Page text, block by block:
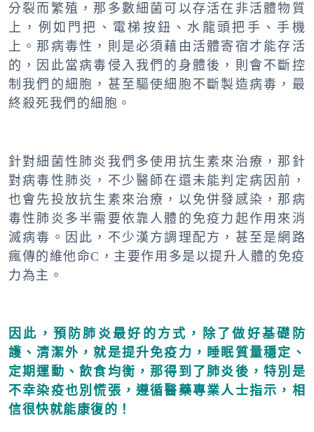
分裂而繁殖，那多數細菌可以存活在非活體物質
上，例如門把、電梯按鈕、水龍頭把手、手機
上。那病毒性，則是必須藉由活體寄宿才能存活
的，因此當病毒侵入我們的身體後，則會不斷控
制我們的細胞，甚至驅使細胞不斷製造病毒，最
終殺死我們的細胞。
針對細菌性肺炎我們多使用抗生素來治療，那針
對病毒性肺炎，不少醫師在還未能判定病因前，
也會先投放抗生素來治療，以免併發感染，那病
毒性肺炎多半需要依靠人體的免疫力起作用來消
滅病毒。因此，不少漢方調理配方，甚至是網路
瘋傳的維他命C，主要作用多是以提升人體的免疫
力為主。
因此，預防肺炎最好的方式，除了做好基礎防
護、清潔外，就是提升免疫力，睡眠質量穩定、
定期運動、飲食均衡，那得到了肺炎後，特別是
不幸染疫也別慌張，遵循醫藥專業人士指示，相
信很快就能康復的！